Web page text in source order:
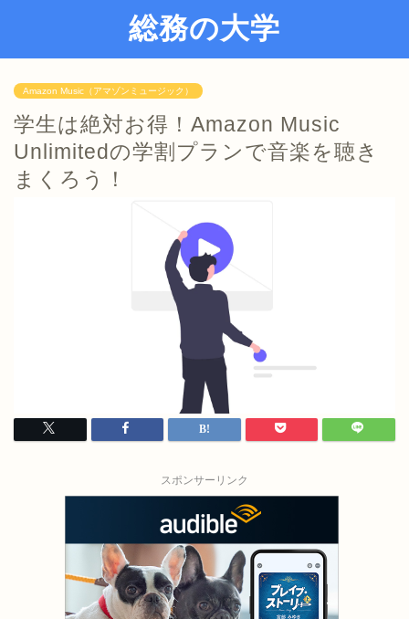
総務の大学
Amazon Music（アマゾンミュージック）
学生は絶対お得！Amazon Music
Unlimitedの学割プランで音楽を聴き
まくろう！
スポンサーリンク